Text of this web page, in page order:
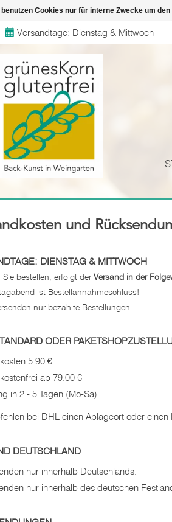
Versandtage: Dienstag & Mittwoch
und
DIENSTAG & MITTWOCH
Sie bestellen, erfolgt der Versand in der
ist Bestellannahmeschluss!
nur bezahlte Bestellungen.
ODER
5.90 €
ab 79.00 €
in 2 - 5 Tagen (Mo-Sa)
bei DHL einen Ablageort oder
DEUTSCHLAND
nur innerhalb Deutschlands.
nur innerhalb des deutschen
benutzen Cookies nur für interne Zwecke um